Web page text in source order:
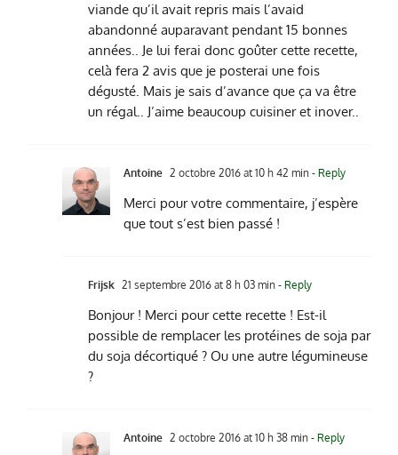
viande qu’il avait repris mais l’avaid
abandonné auparavant pendant 15 bonnes
années.. Je lui ferai donc goûter cette recette,
celà fera 2 avis que je posterai une fois
dégusté. Mais je sais d’avance que ça va être
un régal.. J’aime beaucoup cuisiner et inover..
Antoine 2 octobre 2016 at 10 h 42 min - Reply
Merci pour votre commentaire, j’espère
que tout s’est bien passé !
Frijsk 21 septembre 2016 at 8 h 03 min - Reply
Bonjour ! Merci pour cette recette ! Est-il
possible de remplacer les protéines de soja par
du soja décortiqué ? Ou une autre légumineuse
?
Antoine 2 octobre 2016 at 10 h 38 min - Reply